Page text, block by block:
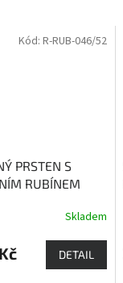
PRSTEN S
RUBÍNEM
energie,
dobré nálady,
a lásku.
Skladem
DETAIL
Kód: R-RUB-046/52